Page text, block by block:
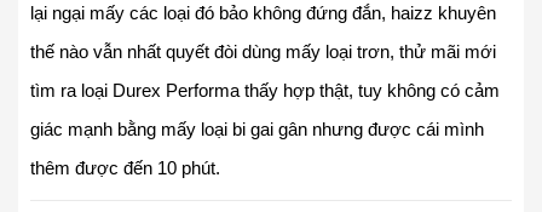
lại ngại mấy các loại đó bảo không đứng đắn, haizz khuyên
thế nào vẫn nhất quyết đòi dùng mấy loại trơn, thử mãi mới
tìm ra loại Durex Performa thấy hợp thật, tuy không có cảm
giác mạnh bằng mấy loại bi gai gân nhưng được cái mình
thêm được đến 10 phút.